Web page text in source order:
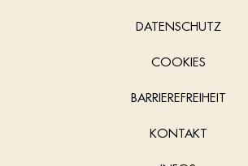
DATENSCHUTZ
COOKIES
BARRIEREFREIHEIT
KONTAKT